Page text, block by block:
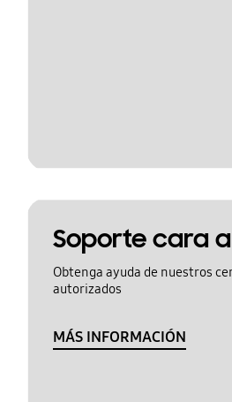
Soporte cara
Obtenga ayuda de nuestros
autorizados
MÁS INFORMACIÓN